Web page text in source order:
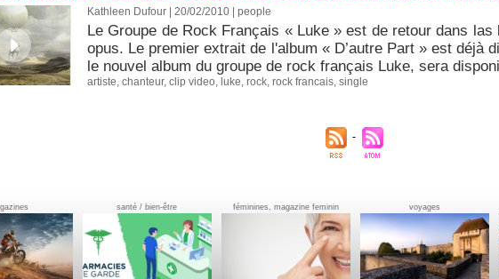
Kathleen Dufour | 20/02/2010 people
Le Groupe de Rock Français « Luke » est de retour dans
opus. Le premier extrait de l'album « D’autre Part » est déjà
le nouvel album du groupe de rock français Luke, sera
artiste, chanteur, clip video, luke, rock, rock francais, single
santé / bien-être féminines, magazine feminin voyages